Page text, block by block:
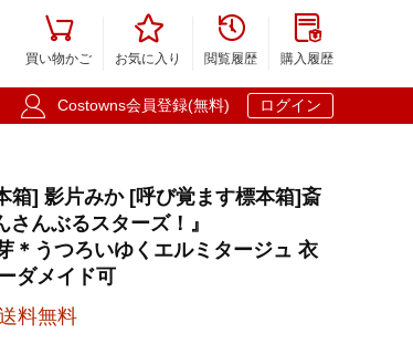

買い物かご

お気に入り

閲覧履歴

購入履歴
 Costowns会員登録(無料) ログイン
箱] 影片みか [呼び覚ます標本箱]斎
んぶるスターズ！』
うつろいゆくエルミタージュ 衣
ダメイド可
料無料